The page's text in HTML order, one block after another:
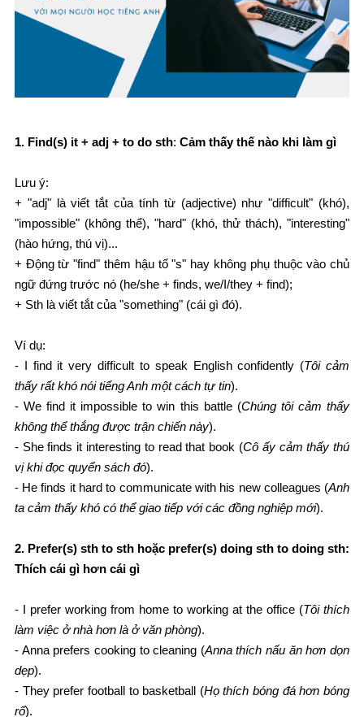
1. Find(s) it + adj + to do sth: Cảm thấy thế nào khi làm gì
Lưu ý:
+ "adj" là viết tắt của tính từ (adjective) như "difficult" (khó),
"impossible" (không thể), "hard" (khó, thử thách), "interesting"
(hào hứng, thú vị)...
+ Động từ "find" thêm hậu tố "s" hay không phụ thuộc vào chủ
ngữ đứng trước nó (he/she + finds, we/I/they + find);
+ Sth là viết tắt của "something" (cái gì đó).
Ví dụ:
- I find it very difficult to speak English confidently (Tôi cảm
thấy rất khó nói tiếng Anh một cách tự tin).
- We find it impossible to win this battle (Chúng tôi cảm thấy
không thể thắng được trận chiến này).
- She finds it interesting to read that book (Cô ấy cảm thấy thú
vị khi đọc quyển sách đó).
- He finds it hard to communicate with his new colleagues (Anh
ta cảm thấy khó có thể giao tiếp với các đồng nghiệp mới).
2. Prefer(s) sth to sth hoặc prefer(s) doing sth to doing sth:
Thích cái gì hơn cái gì
- I prefer working from home to working at the office (Tôi thích
làm việc ở nhà hơn là ở văn phòng).
- Anna prefers cooking to cleaning (Anna thích nấu ăn hơn dọn
dẹp).
- They prefer football to basketball (Họ thích bóng đá hơn bóng
rổ).